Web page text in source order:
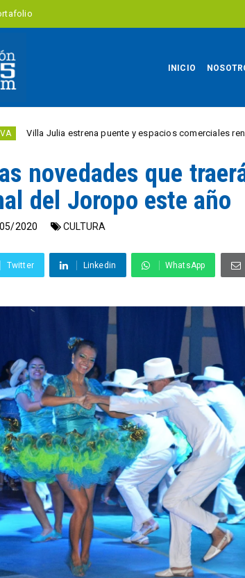
INICIO
estrena puente y espacios comerciales renovados para
novedades que
del Joropo este año
2020 CULTURA
Twitter Linkedin WhatsApp